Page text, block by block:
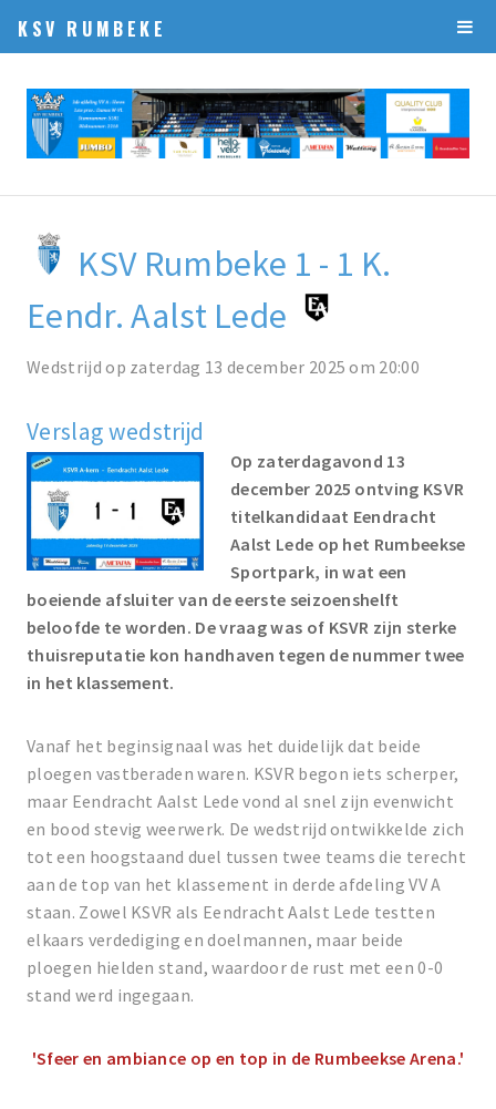
KSV RUMBEKE
KSV Rumbeke 1 - 1 K.
Eendr. Aalst Lede
Wedstrijd op zaterdag 13 december 2025 om 20:00
Verslag wedstrijd
Op zaterdagavond 13
december 2025 ontving KSVR
titelkandidaat Eendracht
Aalst Lede op het Rumbeekse
Sportpark, in wat een
boeiende afsluiter van de eerste seizoenshelft
beloofde te worden. De vraag was of KSVR zijn sterke
thuisreputatie kon handhaven tegen de nummer twee
in het klassement.
Vanaf het beginsignaal was het duidelijk dat beide
ploegen vastberaden waren. KSVR begon iets scherper,
maar Eendracht Aalst Lede vond al snel zijn evenwicht
en bood stevig weerwerk. De wedstrijd ontwikkelde zich
tot een hoogstaand duel tussen twee teams die terecht
aan de top van het klassement in derde afdeling VV A
staan. Zowel KSVR als Eendracht Aalst Lede testten
elkaars verdediging en doelmannen, maar beide
ploegen hielden stand, waardoor de rust met een 0-0
stand werd ingegaan.
'Sfeer en ambiance op en top in de Rumbeekse Arena.'